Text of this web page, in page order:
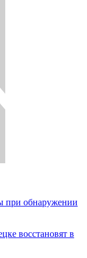
при обнаружении
восстановят в